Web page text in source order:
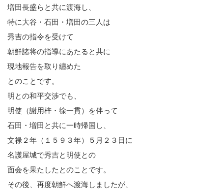
増田長盛らと共に渡海し、
特に大谷・石田・増田の三人は
秀吉の指令を受けて
朝鮮諸将の指導にあたると共に
現地報告を取り纏めた
とのことです。
明との和平交渉でも、
明使（謝用梓・徐一貫）を伴って
石田・増田と共に一時帰国し、
文禄２年（１５９３年）５月２３日に
名護屋城で秀吉と明使との
面会を果たしたとのことです。
その後、再度朝鮮へ渡海しましたが、